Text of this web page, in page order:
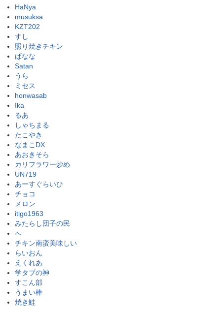
HaNya
musuksa
KZT202
すし
照り焼きチキン
ばなな
Satan
うら
ミセス
honwasab
Ika
るあ
しゃちまる
たこやき
なまこDX
あおきそら
カリフラワー炒め
UN719
あーすぐらいひ
チョコ
メロン
itigo1963
みたらし団子の民
へ
チキン南蛮美味しい
らいおん
えくれあ
学タブの神
すこん部
うまい棒
焼き鮭